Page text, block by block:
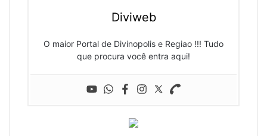
Diviweb
O maior Portal de Divinopolis e Regiao !!! Tudo
que procura você entra aqui!